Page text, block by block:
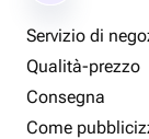
Servizio di
Qualità-prezzo
Consegna
Come